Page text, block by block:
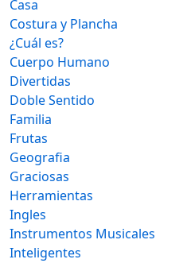
Casa
Costura y Plancha
¿Cuál es?
Cuerpo Humano
Divertidas
Doble Sentido
Familia
Frutas
Geografia
Graciosas
Herramientas
Ingles
Instrumentos Musicales
Inteligentes